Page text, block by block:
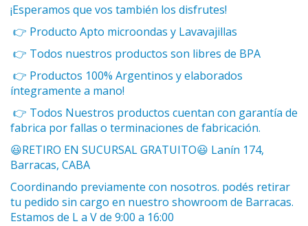
¡Esperamos que vos también los disfrutes!
👉 Producto Apto microondas y Lavavajillas
👉 Todos nuestros productos son libres de BPA
👉 Productos 100% Argentinos y elaborados
íntegramente a mano!
👉 Todos Nuestros productos cuentan con garantía de
fabrica por fallas o terminaciones de fabricación.
😃RETIRO EN SUCURSAL GRATUITO😃 Lanín 174,
Barracas, CABA
Coordinando previamente con nosotros. podés retirar
tu pedido sin cargo en nuestro showroom de Barracas.
Estamos de L a V de 9:00 a 16:00